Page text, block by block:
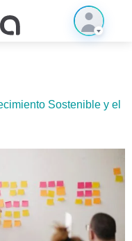
Sostenible y el